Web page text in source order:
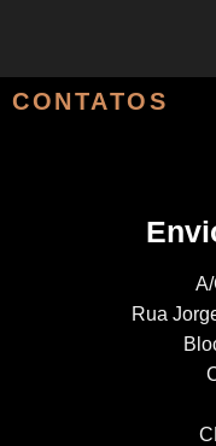
CONTATOS
Rua